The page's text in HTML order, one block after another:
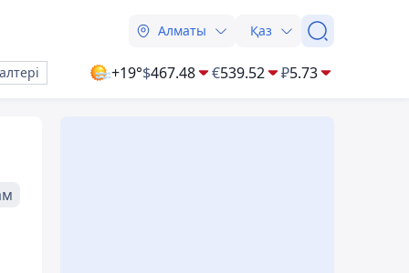
Алматы Қаз
+19°$467.48 €539.52 ₽5.73